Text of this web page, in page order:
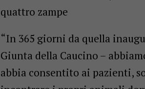
quattro zampe
“In 365 giorni da quella
Giunta della Caucino –
abbia consentito ai pazienti,